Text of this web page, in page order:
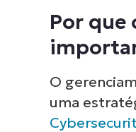
Por que
O
uma